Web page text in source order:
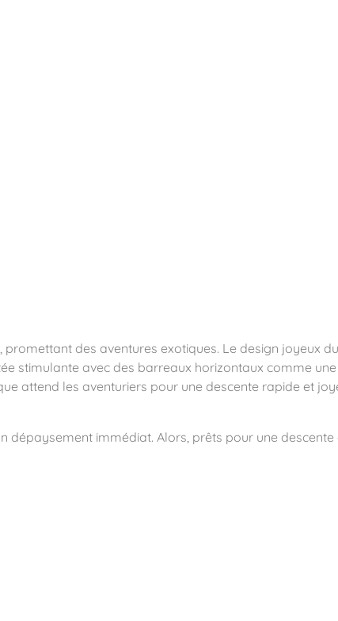
des aventures exotiques. Le design joyeux
stimulante avec des barreaux horizontaux comme
les aventuriers pour une descente rapide et
immédiat. Alors, prêts pour une